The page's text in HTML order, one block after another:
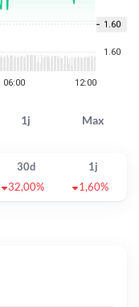
1j Max
30d
1j
32,00% 1,60%